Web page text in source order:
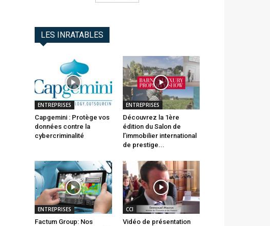
LES INRATABLES
ENTREPRISES
Capgemini : Protège vos
données contre la
cybercriminalité
ENTREPRISES
Découvrez la 1ère
édition du Salon de
l’immobilier international
de prestige...
ENTREPRISES
Factum Group: Nos
CCI
Vidéo de présentation